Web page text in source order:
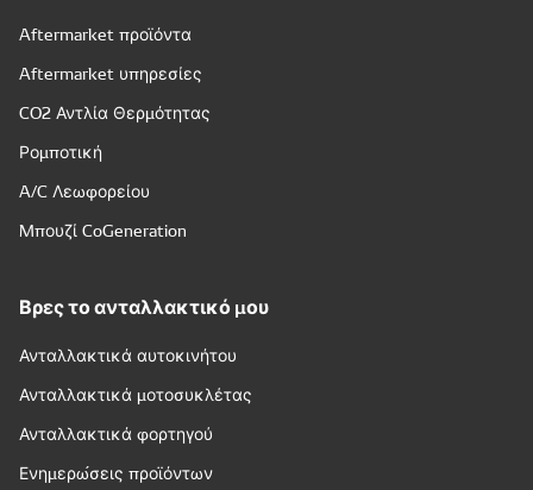
Aftermarket προϊόντα
Aftermarket υπηρεσίες
CO2 Αντλία Θερμότητας
Ρομποτική
A/C Λεωφορείου
Μπουζί CoGeneration
Βρες το ανταλλακτικό μου
Ανταλλακτικά αυτοκινήτου
Ανταλλακτικά μοτοσυκλέτας
Ανταλλακτικά φορτηγού
Ενημερώσεις προϊόντων